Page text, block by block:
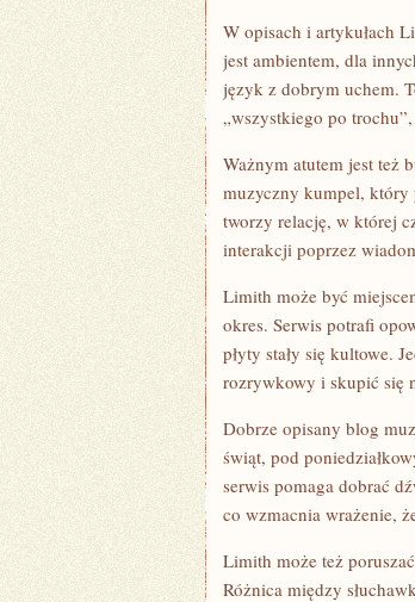
W opisach i artykułach
jest ambientem, dla
język z dobrym uchem.
„wszystkiego po
Ważnym atutem jest też
muzyczny kumpel, który
tworzy relację, w której
interakcji poprzez
Limith może być
okres. Serwis potrafi
płyty stały się kultowe.
rozrywkowy i skupić się
Dobrze opisany blog
świąt, pod
serwis pomaga dobrać
co wzmacnia wrażenie,
Limith może też
Różnica między